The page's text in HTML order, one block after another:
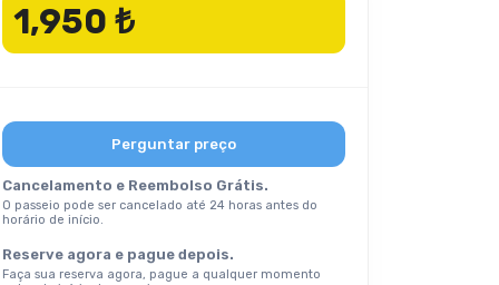
1,950 ₺
Perguntar preço
Cancelamento e Reembolso Grátis.
O passeio pode ser cancelado até 24 horas antes do
horário de início.
Reserve agora e pague depois.
Faça sua reserva agora, pague a qualquer momento